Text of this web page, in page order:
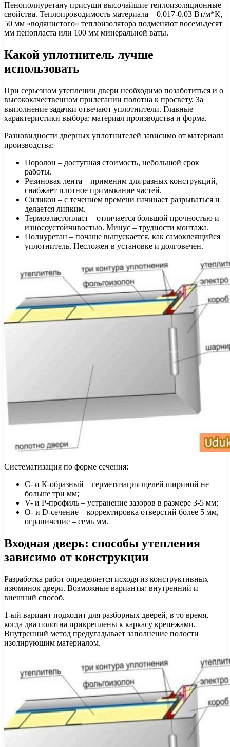
Пенополиуретану присущи высочайшие теплоизоляционные
свойства. Теплопроводимость материала – 0,017-0,03 Вт/м*К,
50 мм «водянистого» теплоизолятора подменяют восемьдесят
мм пенопласта или 100 мм минеральной ваты.
Какой уплотнитель лучше
использовать
При серьезном утеплении двери необходимо позаботиться и о
высококачественном прилегании полотна к просвету. За
выполнение задачки отвечают уплотнители. Главные
характеристики выбора: материал производства и форма.
Разновидности дверных уплотнителей зависимо от материала
производства:
Поролон – доступная стоимость, небольшой срок
работы.
Резиновая лента – применим для разных конструкций,
снабжает плотное примыкание частей.
Силикон – с течением времени начинает разрываться и
делается липким.
Термоэластопласт – отличается большой прочностью и
износоустойчивостью. Минус – трудности монтажа.
Полиуретан – почаще выпускается, как самоклеящийся
уплотнитель. Несложен в установке и долговечен.
Систематизация по форме сечения:
С- и К-образный – герметизация щелей шириной не
больше три мм;
V- и P-профиль – устранение зазоров в размере 3-5 мм;
О- и D-сечение – корректировка отверстий более 5 мм,
ограничение – семь мм.
Входная дверь: способы утепления
зависимо от конструкции
Разработка работ определяется исходя из конструктивных
изюминок двери. Возможные варианты: внутренний и
внешний способ.
1-ый вариант подходит для разборных дверей, в то время,
когда два полотна прикреплены к каркасу крепежами.
Внутренний метод предугадывает заполнение полости
изолирующим материалом.